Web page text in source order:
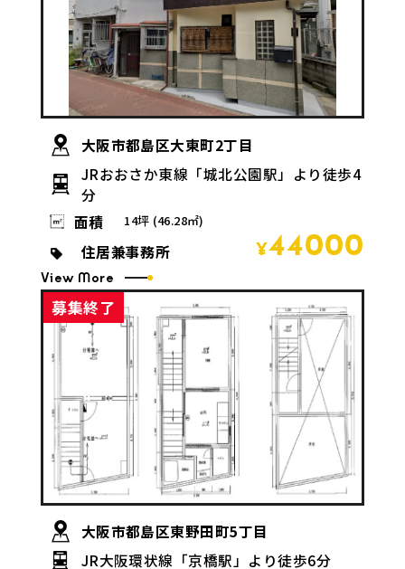
大阪市都島区大東町2丁目
JRおおさか東線「城北公園駅」より徒歩4
分
面積
14坪 (46.28㎡)
住居兼事務所 ¥44000
View More
募集終了
大阪市都島区東野田町5丁目
JR大阪環状線「京橋駅」より徒歩6分